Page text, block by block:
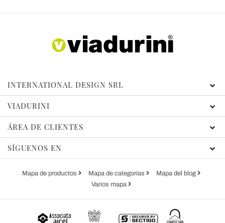
INTERNATIONAL DESIGN SRL
VIADURINI
ÁREA DE CLIENTES
SÍGUENOS EN
Mapa de productos Mapa de categorías
Mapa del blog
Varios mapa